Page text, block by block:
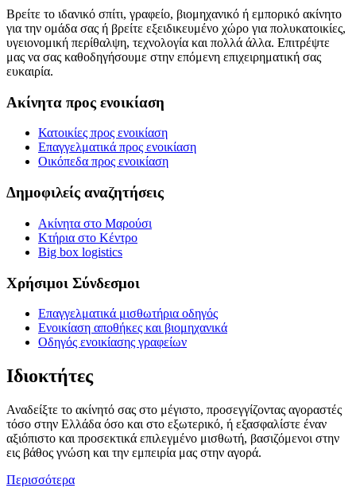
Βρείτε το ιδανικό σπίτι, γραφείο, βιομηχανικό ή εμπορικό ακίνητο
για την ομάδα σας ή βρείτε εξειδικευμένο χώρο για πολυκατοικίες,
υγειονομική περίθαλψη, τεχνολογία και πολλά άλλα. Επιτρέψτε
μας να σας καθοδηγήσουμε στην επόμενη επιχειρηματική σας
ευκαιρία.
Ακίνητα προς ενοικίαση
Κατοικίες προς ενοικίαση
Επαγγελματικά προς ενοικίαση
Οικόπεδα προς ενοικίαση
Δημοφιλείς αναζητήσεις
Ακίνητα στο Μαρούσι
Κτήρια στο Κέντρο
Big box logistics
Χρήσιμοι Σύνδεσμοι
Επαγγελματικά μισθωτήρια οδηγός
Ενοικίαση αποθήκες και βιομηχανικά
Οδηγός ενοικίασης γραφείων
Ιδιοκτήτες
Αναδείξτε το ακίνητό σας στο μέγιστο, προσεγγίζοντας αγοραστές
τόσο στην Ελλάδα όσο και στο εξωτερικό, ή εξασφαλίστε έναν
αξιόπιστο και προσεκτικά επιλεγμένο μισθωτή, βασιζόμενοι στην
εις βάθος γνώση και την εμπειρία μας στην αγορά.
Περισσότερα